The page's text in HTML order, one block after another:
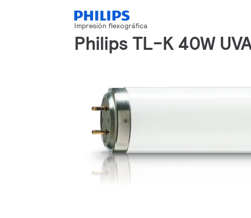
Impresión flexográfica
Philips TL-K 40W